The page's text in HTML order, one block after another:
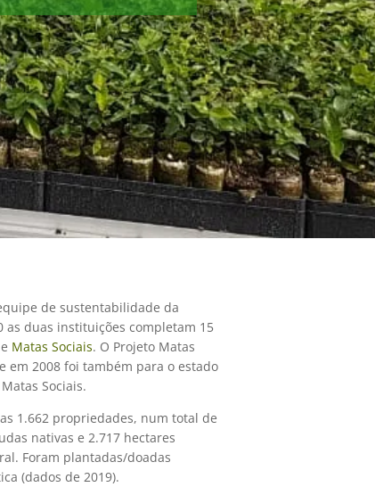
de sustentabilidade da
as duas instituições completam 15
e Matas Sociais. O Projeto Matas
em 2008 foi também para o estado
Sociais.
1.662 propriedades, num total de
nativas e 2.717 hectares
Foram plantadas/doadas
(dados de 2019).